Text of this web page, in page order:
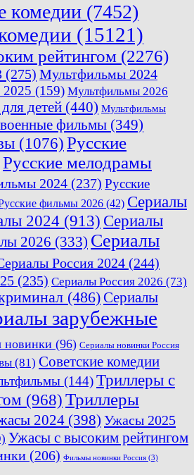
комедии (7452)
(15121)
рейтингом (2276)
(275) Мультфильмы 2024
(159) Мультфильмы 2026
детей (440) Мультфильмы
фильмы (349)
(1076)Русские
Русские мелодрамы
2024 (237) Русские
фильмы 2026 (42) Сериалы
2024 (913) Сериалы
2026 (333) Сериалы
Россия 2024 (244)
(235) Сериалы Россия 2026 (73)
(486)Сериалы
зарубежные
новинки (96) Сериалы новинки Россия
(81) Советские комедии
(144)Триллеры с
(968)Триллеры
2024 (398) Ужасы 2025
Ужасы с высоким рейтингом
(206) Фильмы новинки Россия (3)